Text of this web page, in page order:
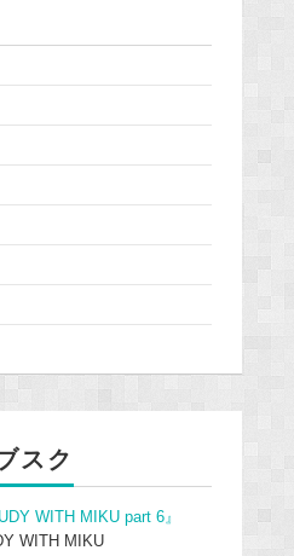
スク
WITH MIKU part 6』
WITH MIKU